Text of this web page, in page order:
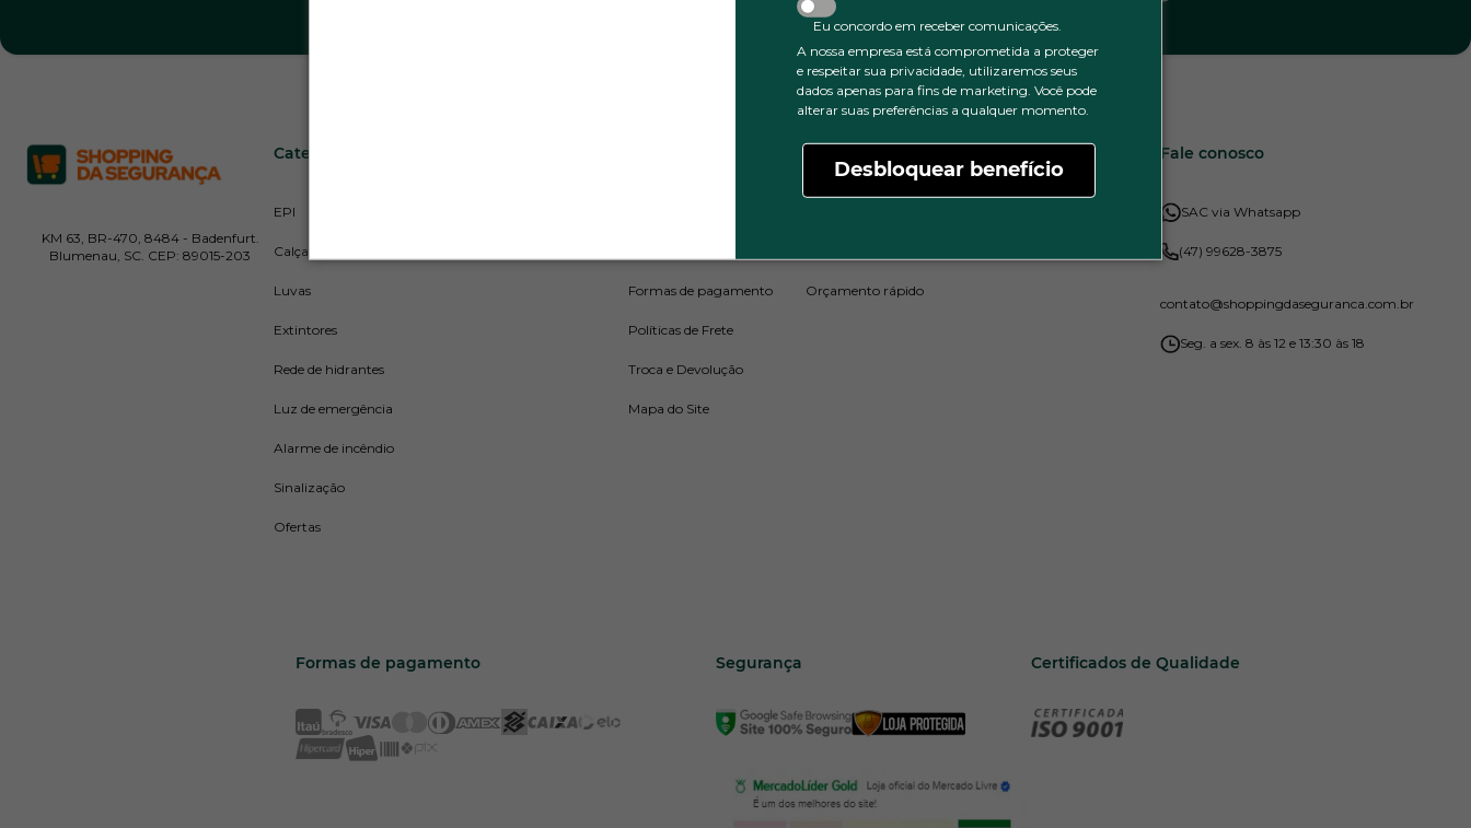
Eu concordo em receber comunicações.
A nossa empresa está comprometida a proteger
e respeitar sua privacidade, utilizaremos seus
dados apenas para fins de marketing. Você pode
alterar suas preferências a qualquer momento.
Desbloquear benefício
KM 63, BR-470, 8484 - Badenfurt.
Blumenau, SC. CEP: 89015-203
Categorias
EPI
Calçados
Luvas
Extintores
Rede de hidrantes
Luz de emergência
Alarme de incêndio
Sinalização
Ofertas
Formas de pagamento
Políticas de Frete
Troca e Devolução
Mapa do Site
Orçamento rápido
Fale conosco
SAC via Whatsapp
(47) 99628-3875
contato@shoppingdaseguranca.com.br
Seg. a sex. 8 às 12 e 13:30 às 18
Formas de pagamento Segurança Certificados de Qualidade